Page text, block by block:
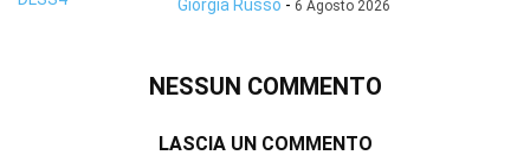
Giorgia Russo - 6 Agosto 2026
NESSUN COMMENTO
LASCIA UN COMMENTO